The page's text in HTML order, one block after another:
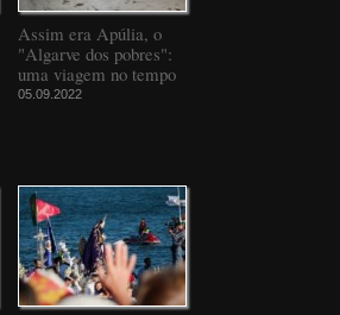
Assim era Apúlia, o
"Algarve dos pobres":
uma viagem no tempo
05.09.2022